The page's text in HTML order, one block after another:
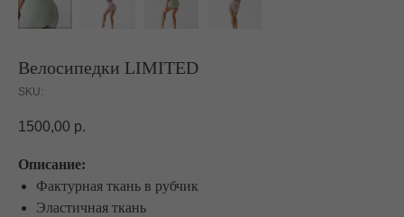
Велосипедки LIMITED
SKU:
1500,00 р.
Описание:
Фактурная ткань в рубчик
Эластичная ткань